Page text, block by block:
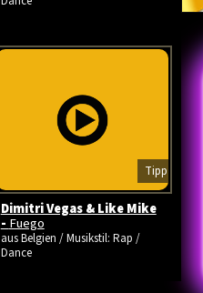
Tipp
Dimitri Vegas & Like Mike
- Fuego
aus Belgien / Musikstil: Rap /
Dance